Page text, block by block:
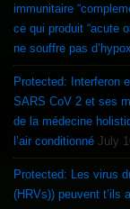
immunitaire
ce qui produit “acute
ne souffre pas
Protected: Interferon
SARS CoV 2 et ses
de la médecine
l’air conditionné July
Protected: Les virus
(HRVs)) peuvent t’ils